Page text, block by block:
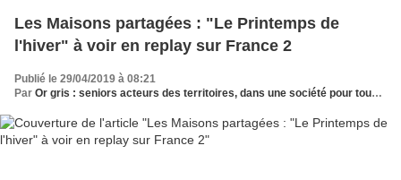
Les Maisons partagées : "Le Printemps de
l'hiver" à voir en replay sur France 2
Publié le 29/04/2019 à 08:21
Par Or gris : seniors acteurs des territoires, dans une société pour tous les âges